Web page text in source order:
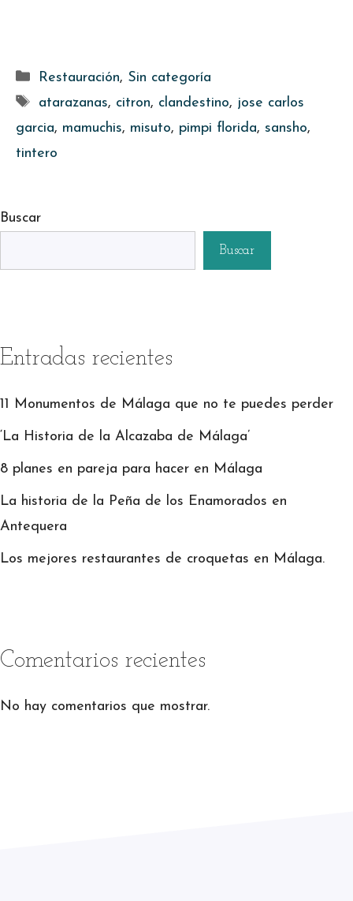
Categorías
Restauración, Sin categoría
Etiquetas
atarazanas, citron, clandestino, jose carlos
garcia, mamuchis, misuto, pimpi florida, sansho,
tintero
Buscar
Buscar
Entradas recientes
11 Monumentos de Málaga que no te puedes perder
‘La Historia de la Alcazaba de Málaga’
8 planes en pareja para hacer en Málaga
La historia de la Peña de los Enamorados en
Antequera
Los mejores restaurantes de croquetas en Málaga.
Comentarios recientes
No hay comentarios que mostrar.